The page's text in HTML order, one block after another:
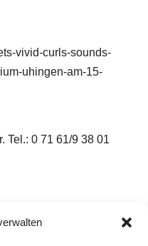
vivid-curls-sounds-
uhingen-am-15-
Tel.: 0 71 61/9 38 01